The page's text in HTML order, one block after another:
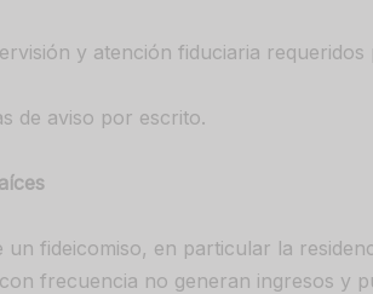
y atención fiduciaria
de aviso por escrito.
fideicomiso, en particular la
frecuencia no generan ingresos y